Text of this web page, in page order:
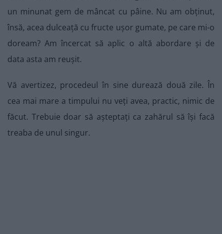
un minunat gem de mâncat cu pâine. Nu am obținut,
însă, acea dulceață cu fructe ușor gumate, pe care mi-o
doream? Am încercat să aplic o altă abordare și de
data asta am reușit.
Vă avertizez, procedeul în sine durează două zile. În
cea mai mare a timpului nu veți avea, practic, nimic de
făcut. Trebuie doar să așteptați ca zahărul să își facă
treaba de unul singur.